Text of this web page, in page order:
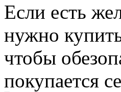
Если есть
нужно
чтобы
покупается